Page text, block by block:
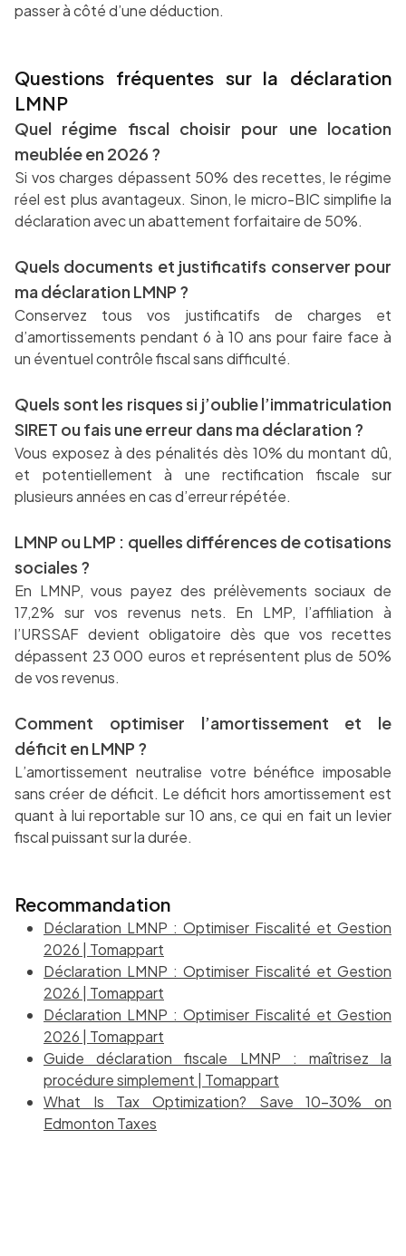
passer à côté d’une déduction.
Questions fréquentes sur la déclaration
LMNP
Quel régime fiscal choisir pour une location
meublée en 2026 ?
Si vos charges dépassent 50% des recettes, le régime
réel est plus avantageux. Sinon, le micro-BIC simplifie la
déclaration avec un abattement forfaitaire de 50%.
Quels documents et justificatifs conserver pour
ma déclaration LMNP ?
Conservez tous vos justificatifs de charges et
d’amortissements pendant 6 à 10 ans pour faire face à
un éventuel contrôle fiscal sans difficulté.
Quels sont les risques si j’oublie l’immatriculation
SIRET ou fais une erreur dans ma déclaration ?
Vous exposez à des pénalités dès 10% du montant dû,
et potentiellement à une rectification fiscale sur
plusieurs années en cas d’erreur répétée.
LMNP ou LMP : quelles différences de cotisations
sociales ?
En LMNP, vous payez des prélèvements sociaux de
17,2% sur vos revenus nets. En LMP, l’affiliation à
l’URSSAF devient obligatoire dès que vos recettes
dépassent 23 000 euros et représentent plus de 50%
de vos revenus.
Comment optimiser l’amortissement et le
déficit en LMNP ?
L’amortissement neutralise votre bénéfice imposable
sans créer de déficit. Le déficit hors amortissement est
quant à lui reportable sur 10 ans, ce qui en fait un levier
fiscal puissant sur la durée.
Recommandation
Déclaration LMNP : Optimiser Fiscalité et Gestion
2026 | Tomappart
Déclaration LMNP : Optimiser Fiscalité et Gestion
2026 | Tomappart
Déclaration LMNP : Optimiser Fiscalité et Gestion
2026 | Tomappart
Guide déclaration fiscale LMNP : maîtrisez la
procédure simplement | Tomappart
What Is Tax Optimization? Save 10-30% on
Edmonton Taxes